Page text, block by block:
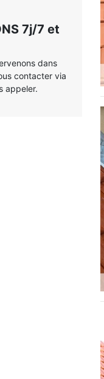
7j/7 et
dans
contacter via
appeler.